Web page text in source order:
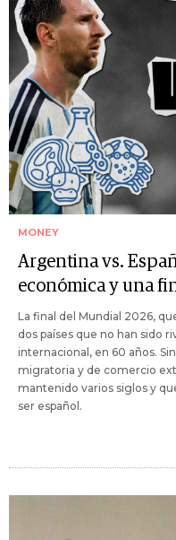
MONEY
Argentina vs.
económica y una
La final del Mundial 2026,
dos países que no han sido
internacional, en 60 años.
migratoria y de comercio
mantenido varios siglos y
ser español.